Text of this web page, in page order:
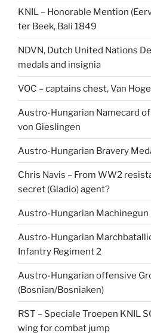
KNIL – Honorable Mention
ter Beek, Bali 1849
NDVN, Dutch United Nations
medals and insignia
VOC – captains chest, Van
Austro-Hungarian Namecard
von Gieslingen
Austro-Hungarian Bravery
Chris Navis – From WW2
secret (Gladio) agent?
Austro-Hungarian
Austro-Hungarian
Infantry Regiment 2
Austro-Hungarian offensive
(Bosnian/Bosniaken)
RST – Speciale Troepen KNIL
wing for combat jump